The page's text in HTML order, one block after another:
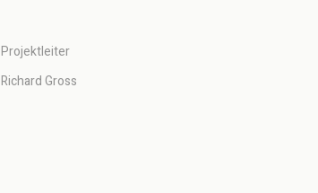
Projektleiter
Richard Gross